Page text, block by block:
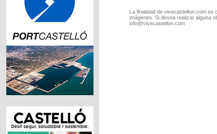
La finalidad de vivecastellon.com
imágenes. Si desea realizar alguna
info@vivecastellon.com